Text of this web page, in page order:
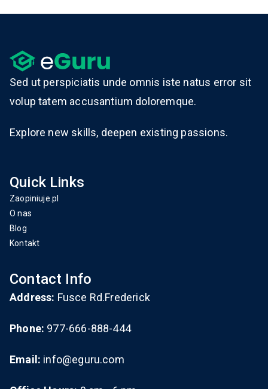
Sed ut perspiciatis unde omnis iste natus error sit
volup tatem accusantium doloremque.
Explore new skills, deepen existing passions.
Quick Links
Zaopiniuje.pl
O nas
Blog
Kontakt
Contact Info
Address: Fusce Rd.Frederick
Phone: 977-666-888-444
Email: info@eguru.com